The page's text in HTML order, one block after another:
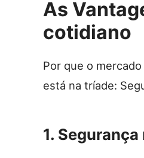
As
cotidiano
Por que o
está na tríade:
1.